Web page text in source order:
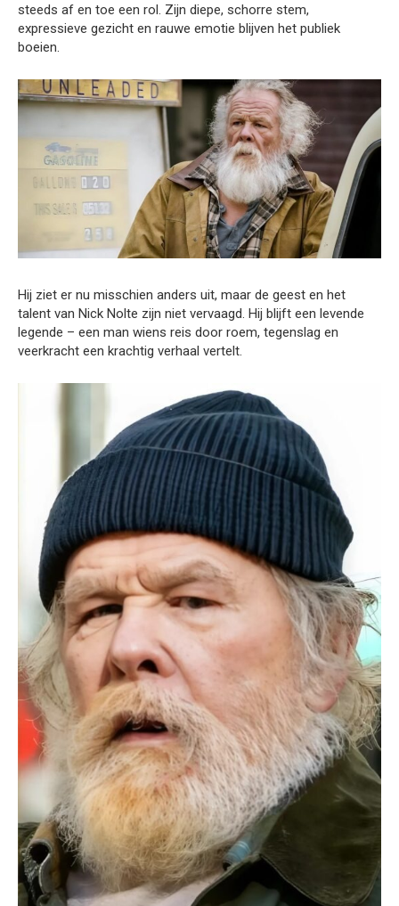
steeds af en toe een rol. Zijn diepe, schorre stem,
expressieve gezicht en rauwe emotie blijven het publiek
boeien.
Hij ziet er nu misschien anders uit, maar de geest en het
talent van Nick Nolte zijn niet vervaagd. Hij blijft een levende
legende – een man wiens reis door roem, tegenslag en
veerkracht een krachtig verhaal vertelt.